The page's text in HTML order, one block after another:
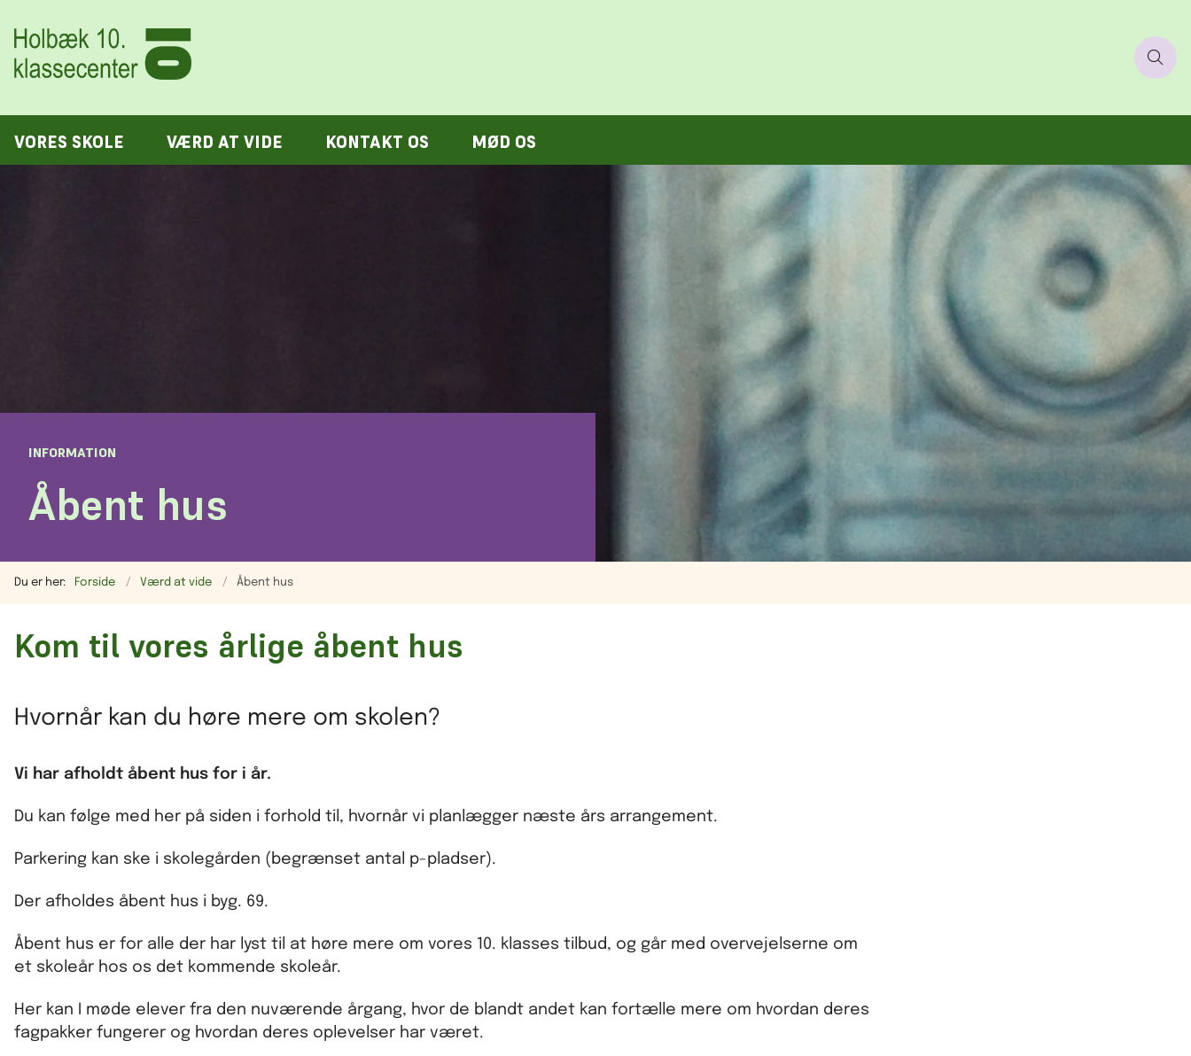
VORES SKOLE VÆRD AT VIDE KONTAKT OS MØD OS
INFORMATION
Åbent hus
Du er her: Forside Værd at vide Åbent hus
Kom til vores årlige åbent hus
Hvornår kan du høre mere om skolen?
Vi har afholdt åbent hus for i år.
Du kan følge med her på siden i forhold til, hvornår vi planlægger næste års arrangement.
Parkering kan ske i skolegården (begrænset antal p-pladser).
Der afholdes åbent hus i byg. 69.
Åbent hus er for alle der har lyst til at høre mere om vores 10. klasses tilbud, og går med overvejelserne om
et skoleår hos os det kommende skoleår.
Her kan I møde elever fra den nuværende årgang, hvor de blandt andet kan fortælle mere om hvordan deres
fagpakker fungerer og hvordan deres oplevelser har været.